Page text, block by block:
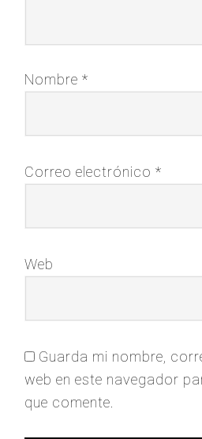
Nombre*
Correo electrónico*
Web
Guarda mi nombre,
web en este navegador
que comente.